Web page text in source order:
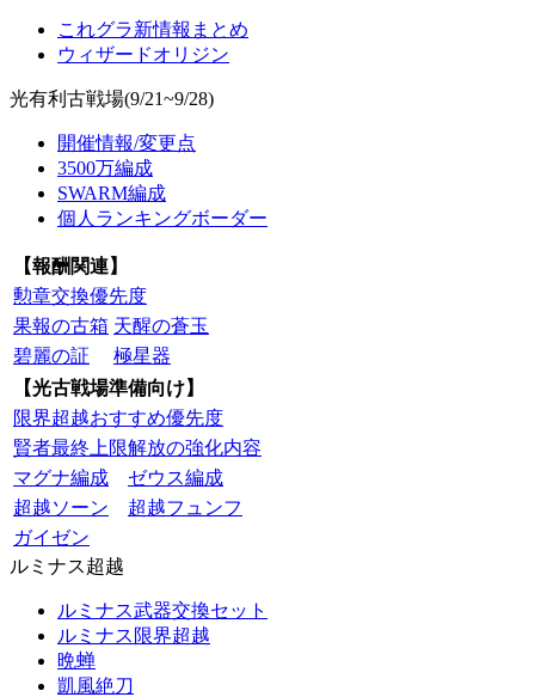
これグラ新情報まとめ
ウィザードオリジン
光有利古戦場(9/21~9/28)
開催情報/変更点
3500万編成
SWARM編成
個人ランキングボーダー
【報酬関連】
勲章交換優先度
果報の古箱 天醒の蒼玉
碧麗の証
極星器
【光古戦場準備向け】
限界超越おすすめ優先度
賢者最終上限解放の強化内容
マグナ編成
ゼウス編成
超越ソーン
超越フュンフ
ガイゼン
ルミナス超越
ルミナス武器交換セット
ルミナス限界超越
晩蝉
凱風絶刀